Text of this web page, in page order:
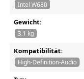
Intel W680
Gewicht:
3.1 kg
Kompatibilität:
High-Definition-Audio